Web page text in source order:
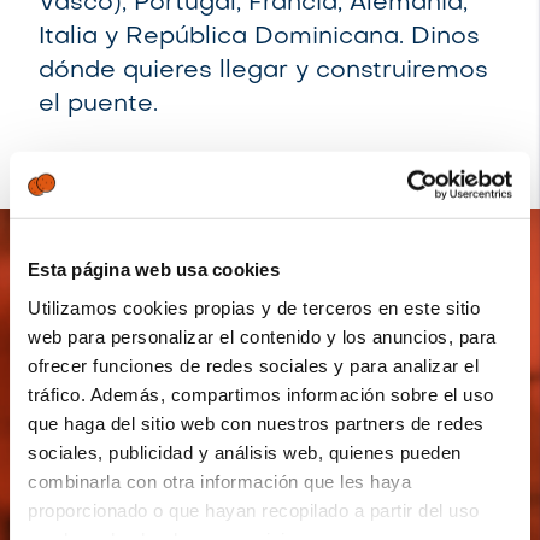
Esta página web usa cookies
Utilizamos cookies propias y de terceros en este sitio
web para personalizar el contenido y los anuncios, para
ofrecer funciones de redes sociales y para analizar el
tráfico. Además, compartimos información sobre el uso
que haga del sitio web con nuestros partners de redes
sociales, publicidad y análisis web, quienes pueden
combinarla con otra información que les haya
proporcionado o que hayan recopilado a partir del uso
Italia y República Dominicana. Dinos
dónde quieres llegar y construiremos
el puente.
Sin duda Cegid Revo nos
ha permitido elevar la
satisfacción de nuestros
clientes a la vez que
conseguimos ser más